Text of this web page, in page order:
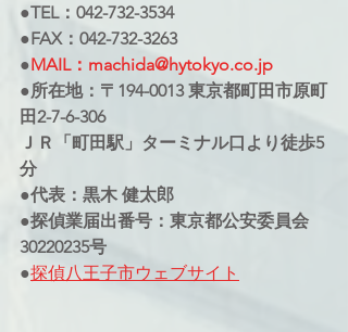
●TEL：042-732-3534
●FAX：042-732-3263
●MAIL：machida@hytokyo.co.jp
●所在地：〒194-0013 東京都町田市原町
田2-7-6-306
ＪＲ「町田駅」ターミナル口より徒歩5
分
●代表：黒木 健太郎
●探偵業届出番号：東京都公安委員会
30220235号
●探偵八王子市ウェブサイト